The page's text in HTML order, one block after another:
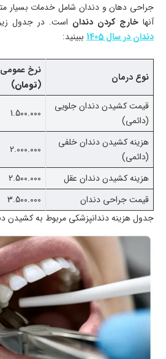
جراحی دهان و دندان شامل خدمات بسیار
آنها خارج کردن دندان است. در جدول
دندان در سال 1405
ببینید:
نوع درمان
نرخ عمومی
(تومان)
قیمت کشیدن دندان جلویی
(دائمی)
1.500.000
هزینه کشیدن دندان خلفی
(دائمی)
2.000.000
هزینه کشیدن دندان عقل 2.500.000
قیمت جراحی دندان
3.500.000
جدول هزینه دندانپزشکی مربوط به کشیدن